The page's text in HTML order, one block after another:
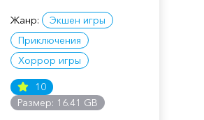
Жанр:
Экшен игры
Приключения
Хоррор игры
10
Размер: 16.41 GB